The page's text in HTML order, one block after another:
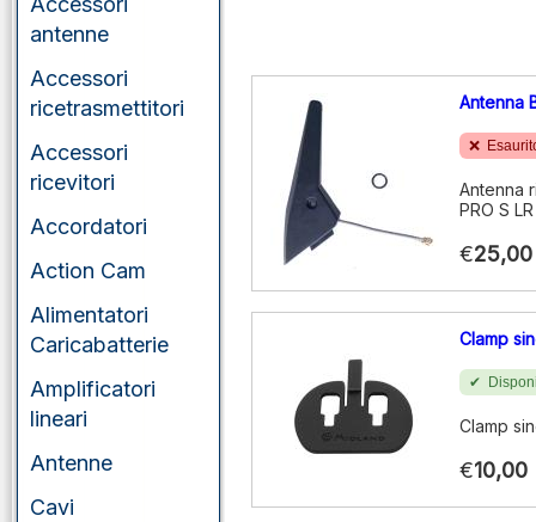
antenne
Accessori
ricetrasmettitori
Accessori
ricevitori
Accordatori
Action Cam
Alimentatori
Caricabatterie
Amplificatori
lineari
Antenne
Cavi
Antenna
Antenna
PRO S LR
€25,00
Clamp
Clamp
€10,00